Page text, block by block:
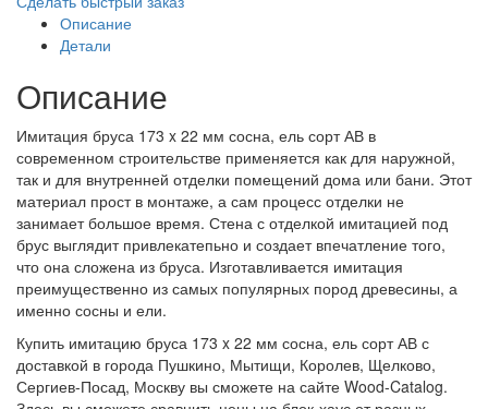
Описание
Детали
Описание
Имитация бруса 173 x 22 мм сосна, ель сорт АВ в
современном строительстве применяется как для наружной,
так и для внутренней отделки помещений дома или бани. Этот
материал прост в монтаже, а сам процесс отделки не
занимает большое время. Стена с отделкой имитацией под
брус выглядит привлекатепьно и создает впечатление того,
что она сложена из бруса. Изготавливается имитация
преимущественно из самых популярных пород древесины, а
именно сосны и ели.
Купить имитацию бруса 173 x 22 мм сосна, ель сорт АВ с
доставкой в города Пушкино, Мытищи, Королев, Щелково,
Сергиев-Посад, Москву вы сможете на сайте Wood-Catalog.